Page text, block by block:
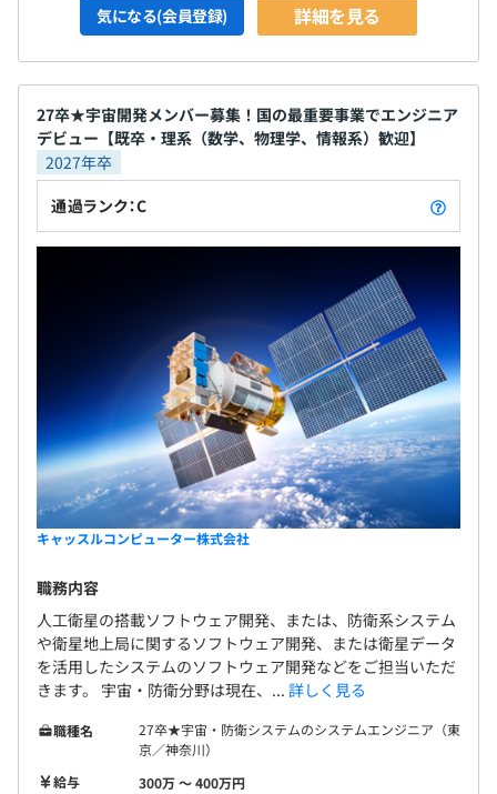
気になる(会員登録) 詳細を見る
27卒★宇宙開発メンバー募集！国の最重要事業でエンジニア
デビュー【既卒・理系（数学、物理学、情報系）歓迎】
2027年卒
通過ランク：C
キャッスルコンピューター株式会社
職務内容
人工衛星の搭載ソフトウェア開発、または、防衛系システム
や衛星地上局に関するソフトウェア開発、または衛星データ
を活用したシステムのソフトウェア開発などをご担当いただ
きます。 宇宙・防衛分野は現在、... 詳しく見る
職種名
27卒★宇宙・防衛システムのシステムエンジニア（東
京／神奈川）
給与
300万 〜 400万円